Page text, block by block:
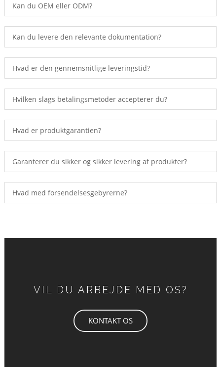
Kan du OEM eller ODM?
Kan du levere den relevante dokumentation?
Hvad er den gennemsnitlige leveringstid?
Hvilken slags betalingsmetoder accepterer du?
Hvad er produktgarantien?
Garanterer du sikker og sikker levering af produkter?
Hvad med forsendelsesgebyrerne?
VIL DU ARBEJDE MED OS?
KONTAKT OS